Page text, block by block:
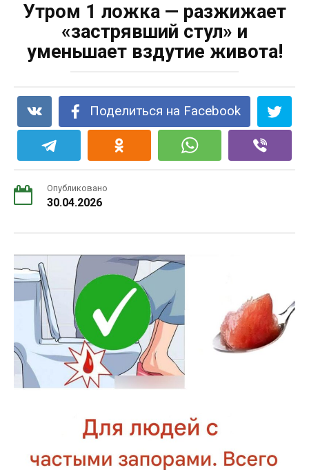
Утром 1 ложка — разжижает
«застрявший стул» и
уменьшает вздутие живота!
Поделиться на Facebook
Опубликовано
30.04.2026